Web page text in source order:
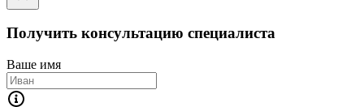
Получить консультацию специалиста
Ваше имя